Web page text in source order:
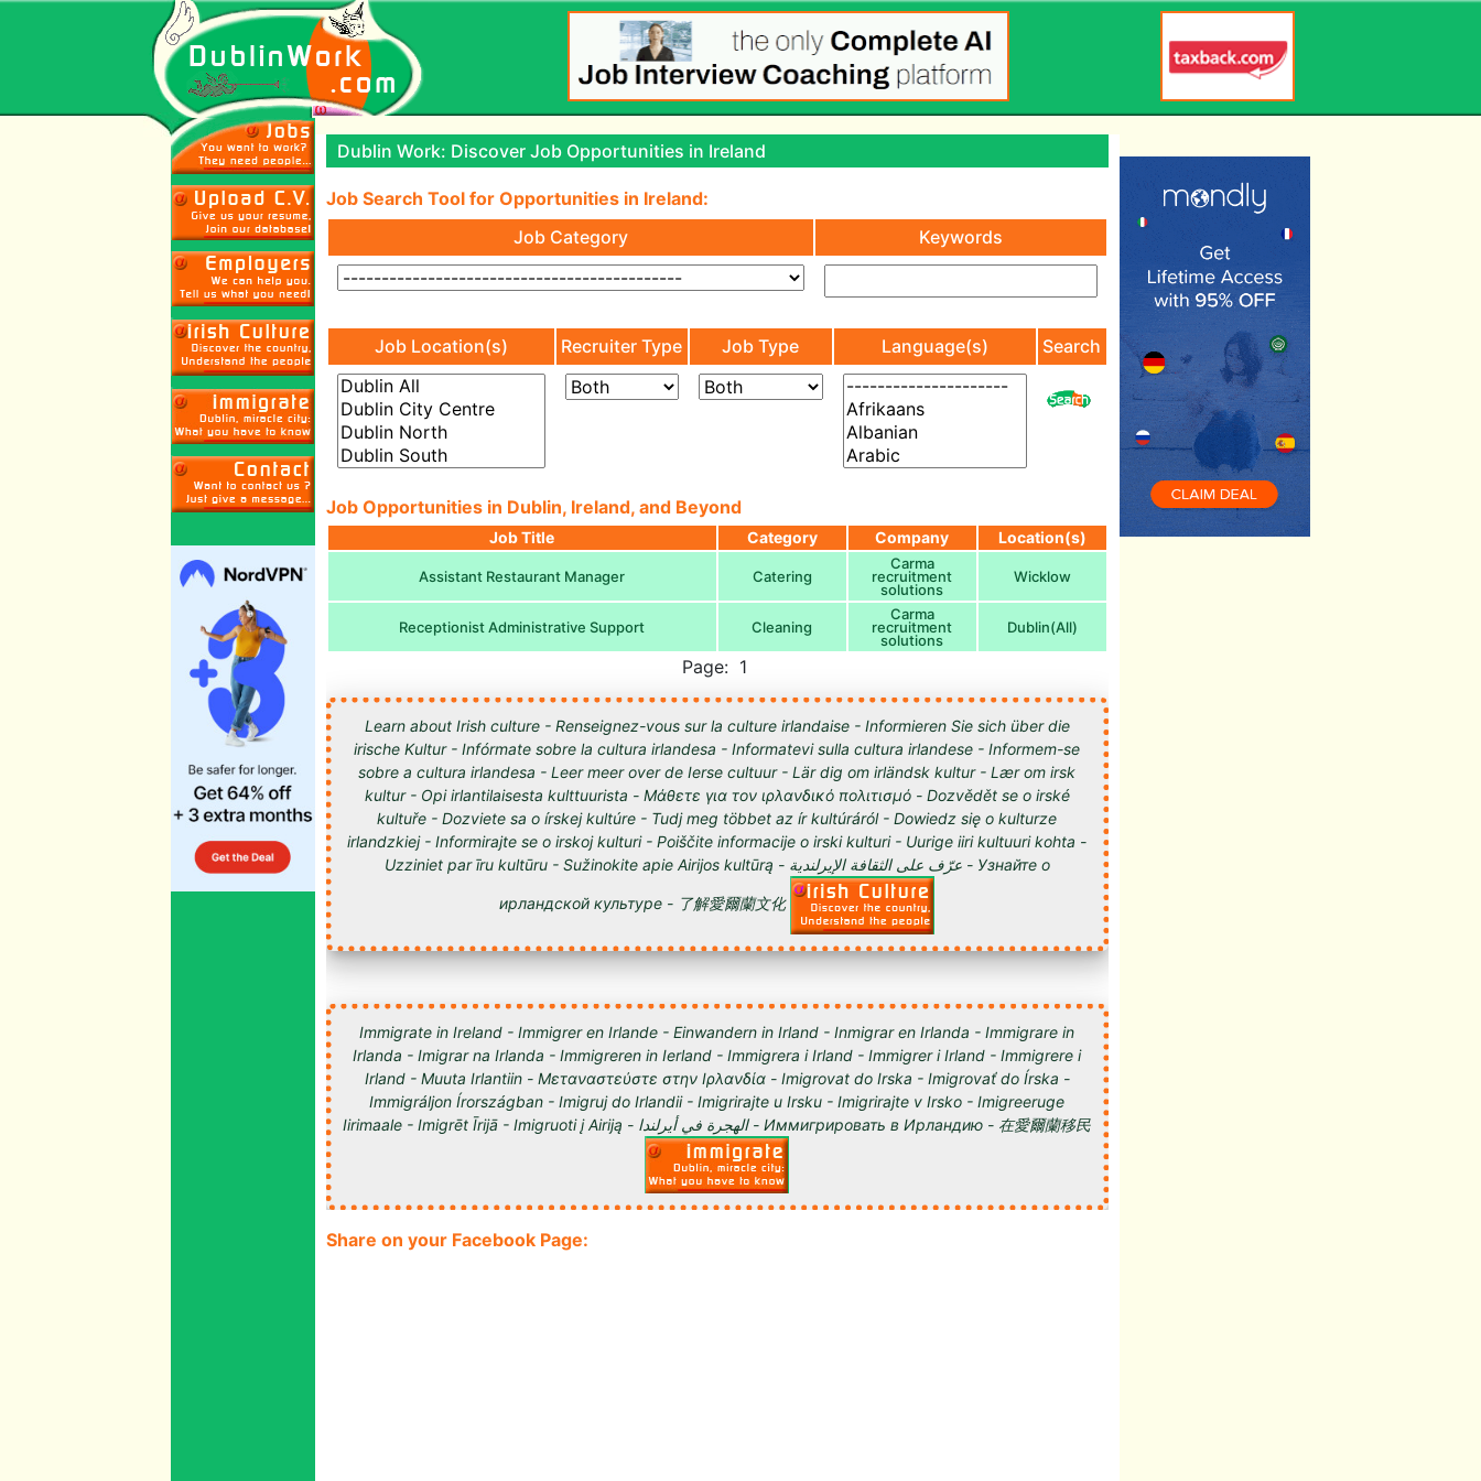
Dublin Work: Discover Job Opportunities in Ireland
Job Search Tool for Opportunities in Ireland:
Job Category
Keywords
Job Location(s) Recruiter Type Job Type Language(s) Search
Job Opportunities in Dublin, Ireland, and Beyond
Job Title Category Company Location(s)
Assistant Restaurant Manager Catering
Carma
recruitment
solutions
Wicklow
Receptionist Administrative Support Cleaning
Carma
recruitment
solutions
Dublin(All)
Page: 1
Learn about Irish culture - Renseignez-vous sur la culture irlandaise - Informieren Sie sich über die
irische Kultur - Infórmate sobre la cultura irlandesa - Informatevi sulla cultura irlandese - Informem-se
sobre a cultura irlandesa - Leer meer over de Ierse cultuur - Lär dig om irländsk kultur - Lær om irsk
kultur - Opi irlantilaisesta kulttuurista - Μάθετε για τον ιρλανδικό πολιτισμό - Dozvědět se o irské
kultuře - Dozviete sa o írskej kultúre - Tudj meg többet az ír kultúráról - Dowiedz się o kulturze
irlandzkiej - Informirajte se o irskoj kulturi - Poiščite informacije o irski kulturi - Uurige iiri kultuuri kohta -
Uzziniet par īru kultūru - Sužinokite apie Airijos kultūrą - عرّف على الثقافة الإيرلندية - Узнайте о
ирландской культуре - 了解愛爾蘭文化
Immigrate in Ireland - Immigrer en Irlande - Einwandern in Irland - Inmigrar en Irlanda - Immigrare in
Irlanda - Imigrar na Irlanda - Immigreren in Ierland - Immigrera i Irland - Immigrer i Irland - Immigrere i
Irland - Muuta Irlantiin - Μεταναστεύστε στην Ιρλανδία - Imigrovat do Irska - Imigrovať do Írska -
Immigráljon Írországban - Imigruj do Irlandii - Imigrirajte u Irsku - Imigrirajte v Irsko - Imigreeruge
Iirimaale - Imigrēt Īrijā - Imigruoti į Airiją - الهجرة في أيرلندا - Иммигрировать в Ирландию - 在愛爾蘭移民
Share on your Facebook Page: